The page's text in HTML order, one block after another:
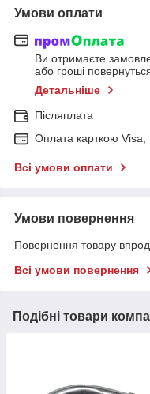
Умови оплати
Ви отримаєте
або гроші
Детальніше
Післяплата
Оплата карткою
Всі умови оплати
Умови повернення
Повернення товару
Всі умови повернення
Подібні товари